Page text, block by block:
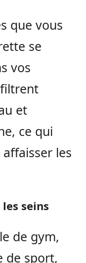
que vous
se
vos
et
ce qui
les
seins
de gym,
de sport,